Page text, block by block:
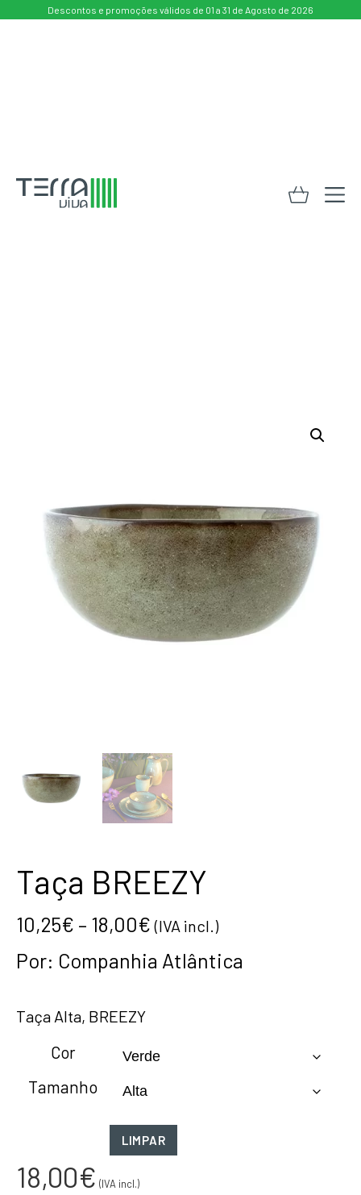
Descontos e promoções válidos de 01 a 31 de Agosto de 2026
Taça BREEZY
10,25€ – 18,00€ (IVA incl.)
Por: Companhia Atlântica
Taça Alta, BREEZY
Cor
Tamanho
LIMPAR
18,00€ (IVA incl.)